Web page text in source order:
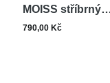
MOISS stříbrný
přívěsek SRDCE
790,00 Kč